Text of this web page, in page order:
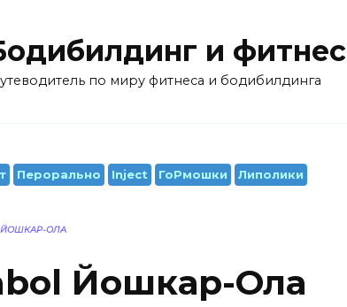
и фитнес
по миру фитнеса и бодибилдинга
Перорально Inject ГоРмошки Липолики
ЙОШКАР-ОЛА
Йошкар-Ола